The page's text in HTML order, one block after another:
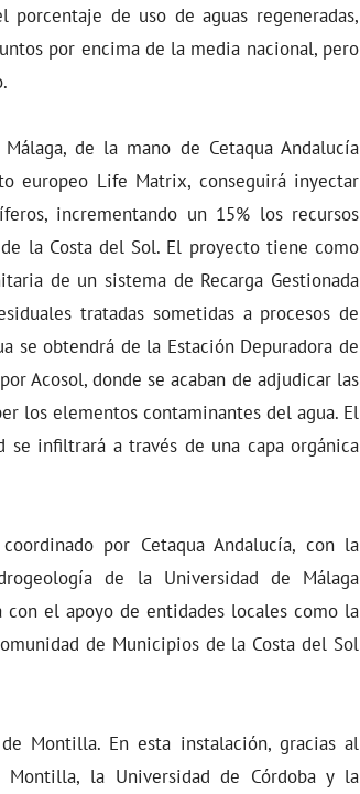
de uso de aguas regeneradas,
por encima de la media nacional, pero
de la mano de Cetaqua Andalucía
europeo Life Matrix, conseguirá inyectar
incrementando un 15% los recursos
la Costa del Sol. El proyecto tiene como
de un sistema de Recarga Gestionada
tratadas sometidas a procesos de
se obtendrá de la Estación Depuradora de
Acosol, donde se acaban de adjudicar las
los elementos contaminantes del agua. El
se infiltrará a través de una capa orgánica
por Cetaqua Andalucía, con la
de la Universidad de Málaga
con el apoyo de entidades locales como la
de Municipios de la Costa del Sol
Montilla. En esta instalación, gracias al
Montilla, la Universidad de Córdoba y la